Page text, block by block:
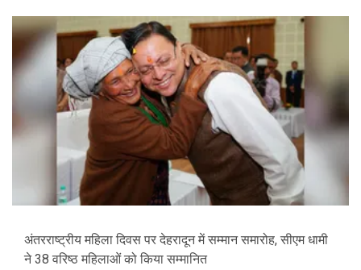
अंतरराष्ट्रीय महिला दिवस पर देहरादून में सम्मान समारोह, सीएम धामी
ने 38 वरिष्ठ महिलाओं को किया सम्मानित